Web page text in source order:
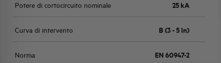
Potere di cortocircuito nominale 25 kA
Curva di intervento B (3 - 5 In)
Norma EN 60947-2